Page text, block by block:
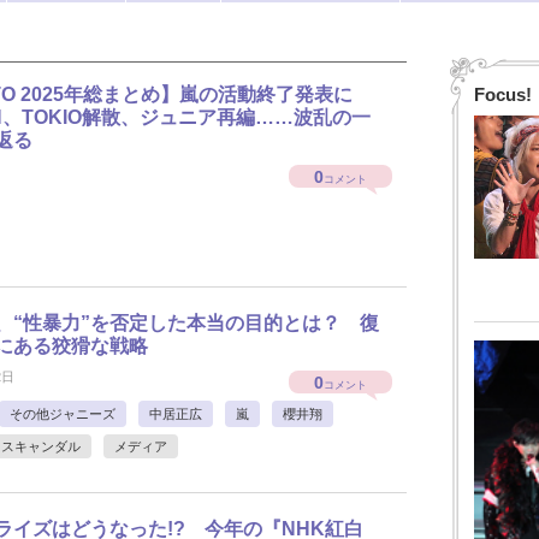
2025年総まとめ】嵐の活動終了発表に
TOKIO解散、ジュニア再編……波乱の一
る
0コメント
“性暴力”を否定した本当の目的とは？ 復
ある狡猾な戦略
0コメント
その他ジャニーズ 中居正広 嵐 櫻井翔
スキャンダル メディア
イズはどうなった!? 今年の『NHK紅白
Focus!